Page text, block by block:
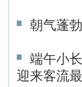
朝气蓬
端午小
迎来客流